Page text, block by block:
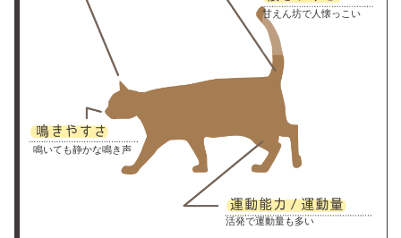
甘えん坊で人懐っこい
鳴いても静かな鳴き声
活発で運動量も多い